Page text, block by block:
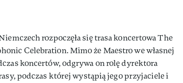
rozpoczęła się trasa koncertowa The
Celebration. Mimo że Maestro we własnej
koncertów, odgrywa on rolę dyrektora
podczas której wystąpią jego przyjaciele i